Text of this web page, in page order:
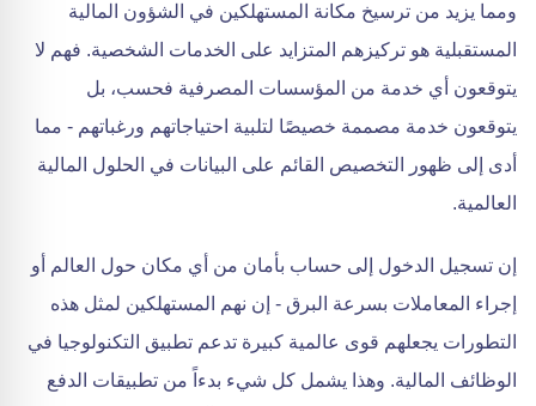
ومما يزيد من ترسيخ مكانة المستهلكين في الشؤون المالية
المستقبلية هو تركيزهم المتزايد على الخدمات الشخصية. فهم لا
يتوقعون أي خدمة من المؤسسات المصرفية فحسب، بل
يتوقعون خدمة مصممة خصيصًا لتلبية احتياجاتهم ورغباتهم - مما
أدى إلى ظهور التخصيص القائم على البيانات في الحلول المالية
العالمية.
إن تسجيل الدخول إلى حساب بأمان من أي مكان حول العالم أو
إجراء المعاملات بسرعة البرق - إن نهم المستهلكين لمثل هذه
التطورات يجعلهم قوى عالمية كبيرة تدعم تطبيق التكنولوجيا في
الوظائف المالية. وهذا يشمل كل شيء بدءاً من تطبيقات الدفع